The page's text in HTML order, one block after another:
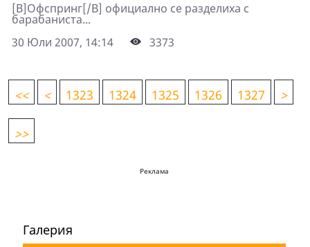
[B]Офспринг[/B] официално се разделиха с
барабаниста...
30 Юли 2007, 14:14
3373
<< < 1323 1324 1325 1326 1327 >
>>
Реклама
Галерия